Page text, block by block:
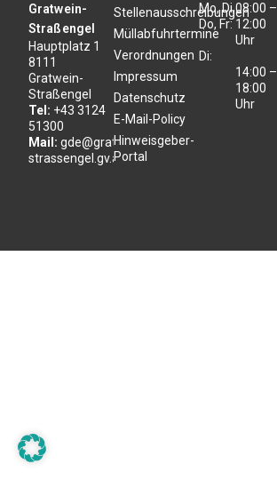
Gratwein-
Straßengel
Hauptplatz 1
8111
Gratwein-
Straßengel
Tel: +43 3124
51300
Mail: gde@gratwein-
strassengel.gv.at
Stellenausschreibungen
Müllabfuhrtermine
Verordnungen
Impressum
Datenschutz
E-Mail-Policy
Hinweisgeber-
Portal
Mo, Di,
Do, Fr:
Di:
08:00 –
12:00
Uhr
14:00 –
18:00
Uhr